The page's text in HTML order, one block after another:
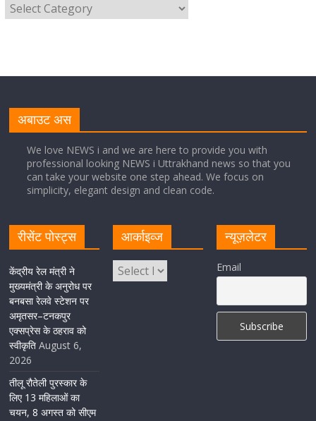
मुख्यमंत्री ने स्वास्थ्य सेवा शिविर का किया शुभारंभ, श्रद्धालुओं को
अपने हाथों से परोसा भोजन
August 5, 2026 1 Comment
सीएम धामी ने हरिद्वार में शिवभक्तों का हेलिकॉप्टर से पुष्पवर्षा और पैर
धोकर किया स्वागत
विकास योजनाओं का लोकार्पण-शिलान्यास
अबाउट अस
We love NEWS i and we are here to provide you with
professional looking NEWS i Uttrakhand news so that you
can take your website one step ahead. We focus on
simplicity, elegant design and clean code.
रीसेंट पोस्ट्स
केंद्रीय रेल मंत्री ने
मुख्यमंत्री के अनुरोध पर
बनबसा रेलवे स्टेशन पर
अमृतसर–टनकपुर
एक्सप्रेस के ठहराव को
स्वीकृति August 6,
2026
तीलू रौतेली पुरस्कार के
लिए 13 महिलाओं का
चयन, 8 अगस्त को सीएम
आर्काइव्ज न्यूज़लेटर
Email